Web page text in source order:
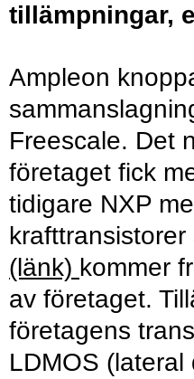
tillämpningar,
Ampleon
Freescale. Det
företaget fick
tidigare NXP
(länk) kommer
av företaget.
företagens
LDMOS (lateral